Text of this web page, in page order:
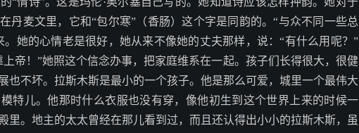
丹麦文里，它和“包尔寒”（香肠）这个字是同韵的。“与众不同一些总
。她的心情老是很好，她从来不像她的丈夫那样，说：“有什么用呢？”
帝！”她照这个信念办事，把家庭维系在一起。孩子们长得很大，很健
也不坏。拉斯木斯是最小的一个孩子。他是那么可爱，城里一个最伟大
特儿。他那时什么衣服也没有穿，像他初生到这个世界上来的时候一
里。地主的太太曾经在那儿看到过，而且还认得出小小的拉斯木斯，虽